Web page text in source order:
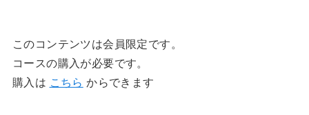
このコンテンツは会員限定です。
コースの購入が必要です。
購入は こちら からできます